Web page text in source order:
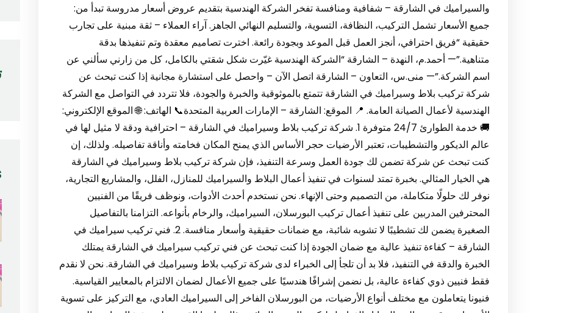
والسيراميك في الشارقة – شفافية ومنافسة تفخر الشركة الهندسية بتقديم عروض أسعار مدروسة تبدأ من:
جميع الأسعار تشمل التركيب، النظافة، التسوية، والتسليم النهائي الجاهز. آراء العملاء – ثقة مبنية على تجارب
حقيقية “فريق احترافي، أنجز العمل قبل الموعد وبجودة رائعة. اخترت تصاميم معقدة وتم تنفيذها بدقة
متناهية.”— أحمد.م، النهدة – الشارقة “الشركة الهندسية غيّرت شكل شقتي بالكامل، كل من زارني سألني عن
اسم الشركة.”— منى.س، التعاون – الشارقة اتصل الآن – واحصل على استشارة مجانية إذا كنت تبحث عن
شركة تركيب بلاط وسيراميك في الشارقة تتمتع بالموثوقية والخبرة والجودة، فلا تتردد في التواصل مع الشركة
الهندسية لأعمال الصيانة العامة. 📍 الموقع: الشارقة – الإمارات العربية المتحدة📞 الهاتف: 🌐 الموقع الإلكتروني:
🚚 خدمة الطوارئ 24/7 متوفرة 1. شركة تركيب بلاط وسيراميك في الشارقة – احترافية ودقة لا مثيل لها في
عالم الديكور والتشطيبات، تعتبر الأرضيات حجر الأساس الذي يمنح المكان فخامته وأناقة تفاصيله. ولذلك، إن
كنت تبحث عن شركة تضمن لك جودة العمل وسرعة التنفيذ، فإن شركة تركيب بلاط وسيراميك في الشارقة
هي الخيار المثالي. بخبرة تمتد لسنوات في تنفيذ أعمال البلاط والسيراميك للمنازل، الفلل، والمشاريع التجارية،
نوفر لك حلولًا متكاملة، من التصميم وحتى الإنهاء. نحن نستخدم أحدث الأدوات، ونوظف فريقًا من الفنيين
المحترفين المدربين على تنفيذ أعمال تركيب البورسلان، السيراميك، والرخام بأنواعه. التزامنا بالتفاصيل
الصغيرة يضمن لك تشطيبًا لا تشوبه شائبة، مع ضمانات حقيقية وأسعار منافسة. 2. فني تركيب سيراميك في
الشارقة – كفاءة تنفيذ عالية مع ضمان الجودة إذا كنت تبحث عن فني تركيب سيراميك في الشارقة يمتلك
الخبرة والدقة في التنفيذ، فلا بد أن تلجأ إلى الخبراء لدى شركة تركيب بلاط وسيراميك في الشارقة. نحن لا نقدم
فقط فنيين ذوي كفاءة عالية، بل نضمن إشرافًا هندسيًا على جميع الأعمال لضمان الالتزام بالمعايير القياسية.
فنيونا يتعاملون مع مختلف أنواع الأرضيات، من البورسلان الفاخر إلى السيراميك العادي، مع التركيز على تسوية